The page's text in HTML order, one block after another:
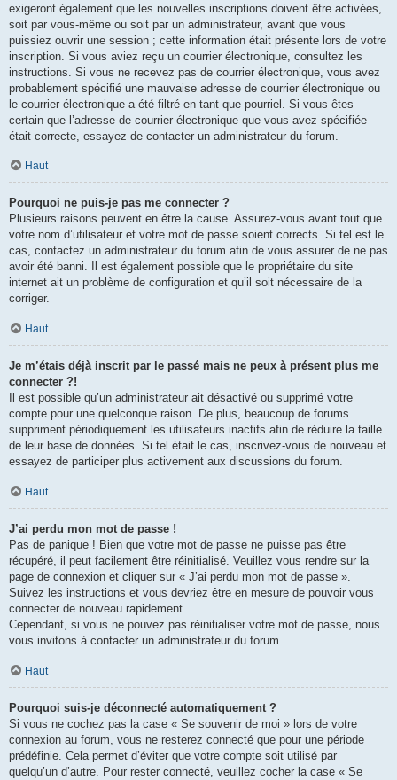
exigeront également que les nouvelles inscriptions doivent être activées,
soit par vous-même ou soit par un administrateur, avant que vous
puissiez ouvrir une session ; cette information était présente lors de votre
inscription. Si vous aviez reçu un courrier électronique, consultez les
instructions. Si vous ne recevez pas de courrier électronique, vous avez
probablement spécifié une mauvaise adresse de courrier électronique ou
le courrier électronique a été filtré en tant que pourriel. Si vous êtes
certain que l’adresse de courrier électronique que vous avez spécifiée
était correcte, essayez de contacter un administrateur du forum.
Haut
Pourquoi ne puis-je pas me connecter ?
Plusieurs raisons peuvent en être la cause. Assurez-vous avant tout que
votre nom d’utilisateur et votre mot de passe soient corrects. Si tel est le
cas, contactez un administrateur du forum afin de vous assurer de ne pas
avoir été banni. Il est également possible que le propriétaire du site
internet ait un problème de configuration et qu’il soit nécessaire de la
corriger.
Haut
Je m’étais déjà inscrit par le passé mais ne peux à présent plus me
connecter ?!
Il est possible qu’un administrateur ait désactivé ou supprimé votre
compte pour une quelconque raison. De plus, beaucoup de forums
suppriment périodiquement les utilisateurs inactifs afin de réduire la taille
de leur base de données. Si tel était le cas, inscrivez-vous de nouveau et
essayez de participer plus activement aux discussions du forum.
Haut
J’ai perdu mon mot de passe !
Pas de panique ! Bien que votre mot de passe ne puisse pas être
récupéré, il peut facilement être réinitialisé. Veuillez vous rendre sur la
page de connexion et cliquer sur « J’ai perdu mon mot de passe ».
Suivez les instructions et vous devriez être en mesure de pouvoir vous
connecter de nouveau rapidement.
Cependant, si vous ne pouvez pas réinitialiser votre mot de passe, nous
vous invitons à contacter un administrateur du forum.
Haut
Pourquoi suis-je déconnecté automatiquement ?
Si vous ne cochez pas la case « Se souvenir de moi » lors de votre
connexion au forum, vous ne resterez connecté que pour une période
prédéfinie. Cela permet d’éviter que votre compte soit utilisé par
quelqu’un d’autre. Pour rester connecté, veuillez cocher la case « Se